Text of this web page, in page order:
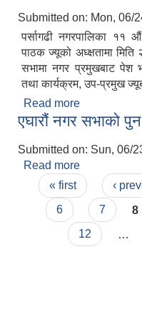
Submitted on: Mon, 06/
पर्सागढी नगरपालिका ११
पाठक ज्यूको अध्क्षतामा
सभामा नगर प्रमुखबाट पेश
तथा कार्यक्रम, उप-प्रमुख
Read more
भएको।
एघारौं नगर सभाको
Submitted on: Sun, 06/
Read more
Pages
« first ‹
6
7 8
12